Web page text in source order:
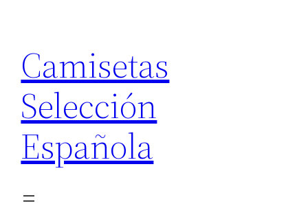
contenido
Camisetas
Selección
Española